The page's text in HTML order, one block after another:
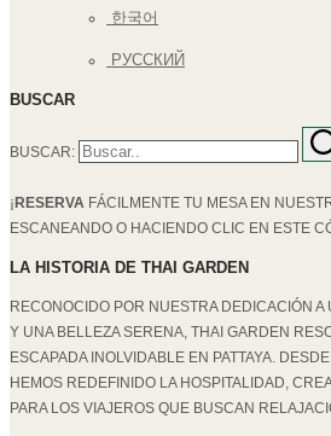
한국어
РУССКИЙ
BUSCAR
BUSCAR:
¡ RESERVA FÁCILMENTE TU MESA EN
ESCANEANDO O HACIENDO CLIC EN ESTE
LA HISTORIA DE THAI GARDEN
RECONOCIDO POR NUESTRA DEDICACIÓN
Y UNA BELLEZA SERENA, THAI GARDEN
ESCAPADA INOLVIDABLE EN PATTAYA.
HEMOS REDEFINIDO LA HOSPITALIDAD,
PARA LOS VIAJEROS QUE BUSCAN